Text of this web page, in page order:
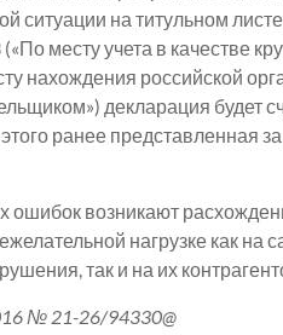
ситуации на титульном
месту учета в качестве
нахождения российской
декларация будет
ранее представленная
ошибок возникают
нагрузке как на
так и на их
№ 21-26/94330@